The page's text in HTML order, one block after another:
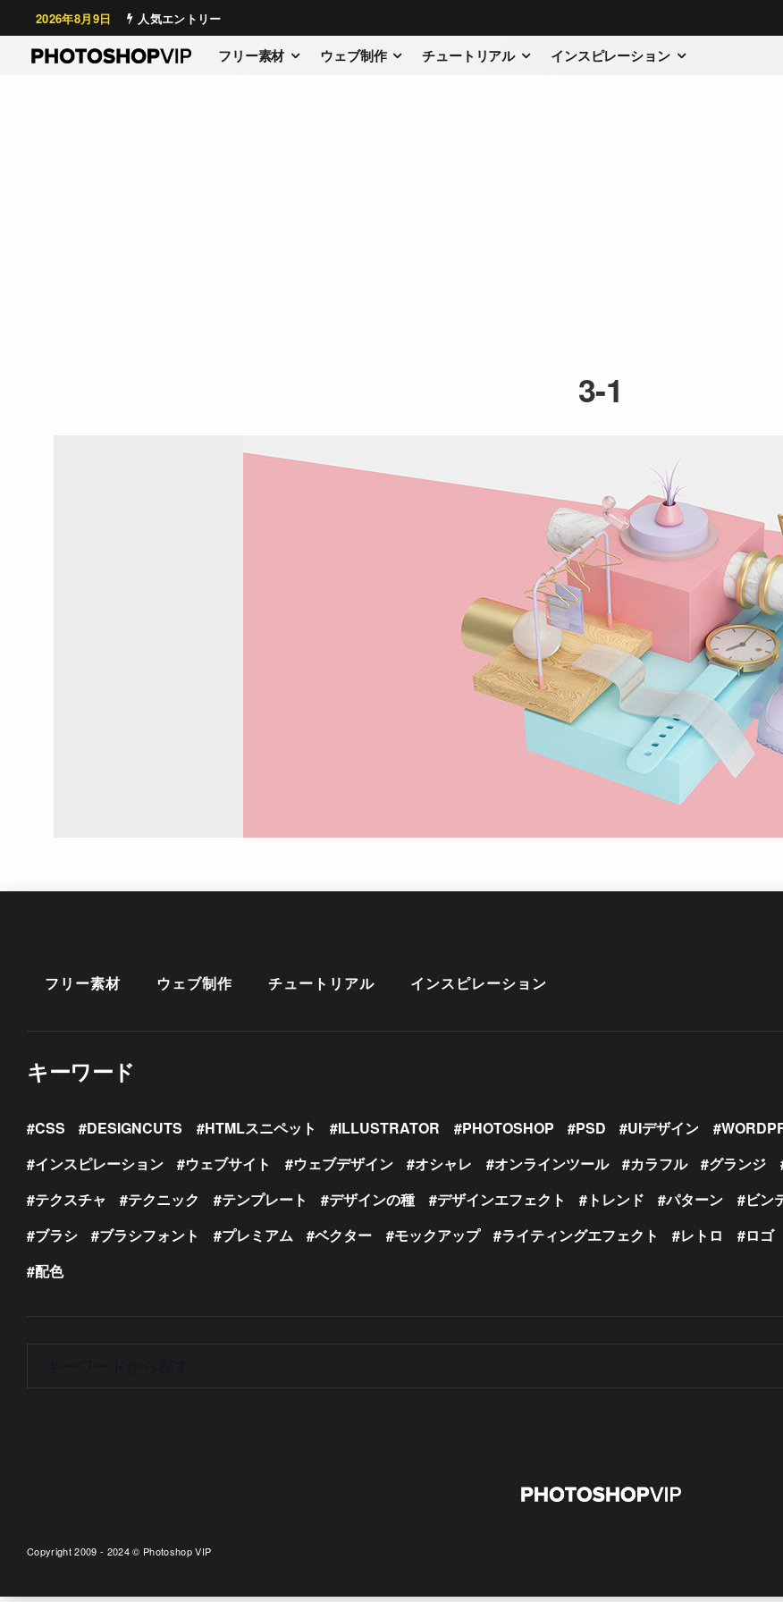
2026年8月9日 人気エントリー
フリー素材 ウェブ制作 チュートリアル インスピレーション
3-1
フリー素材 ウェブ制作 チュートリアル インスピレーション
キーワード
CSS DESIGNCUTS HTMLスニペット ILLUSTRATOR PHOTOSHOP PSD UIデザイン
インスピレーション
ウェブサイト ウェブデザイン オシャレ オンラインツール カラフル グランジ
テクスチャ
テクニック テンプレート デザインの種 デザインエフェクト トレンド パターン ビン
ブラシ
ブラシフォント プレミアム ベクター モックアップ ライティングエフェクト レトロ ロゴ
配色
Copyright 2009 - 2024 © Photoshop VIP